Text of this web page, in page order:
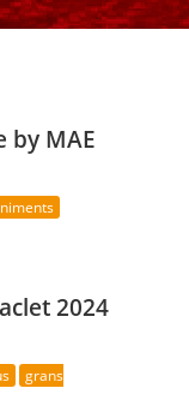
by MAE
2024
grans